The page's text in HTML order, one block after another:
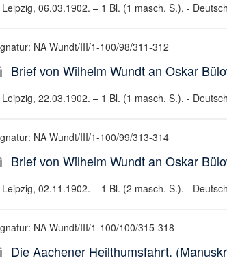
Leipzig, 06.03.1902. – 1 Bl. (1 masch. S.). -
NA Wundt/III/1-100/98/311-312
Brief von Wilhelm Wundt an Oskar
Leipzig, 22.03.1902. – 1 Bl. (1 masch. S.). -
NA Wundt/III/1-100/99/313-314
Brief von Wilhelm Wundt an Oskar
Leipzig, 02.11.1902. – 1 Bl. (2 masch. S.). -
NA Wundt/III/1-100/100/315-318
Die Aachener Heilthumsfahrt.